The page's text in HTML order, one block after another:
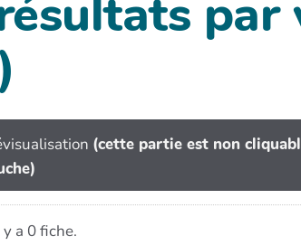
(cette partie est non